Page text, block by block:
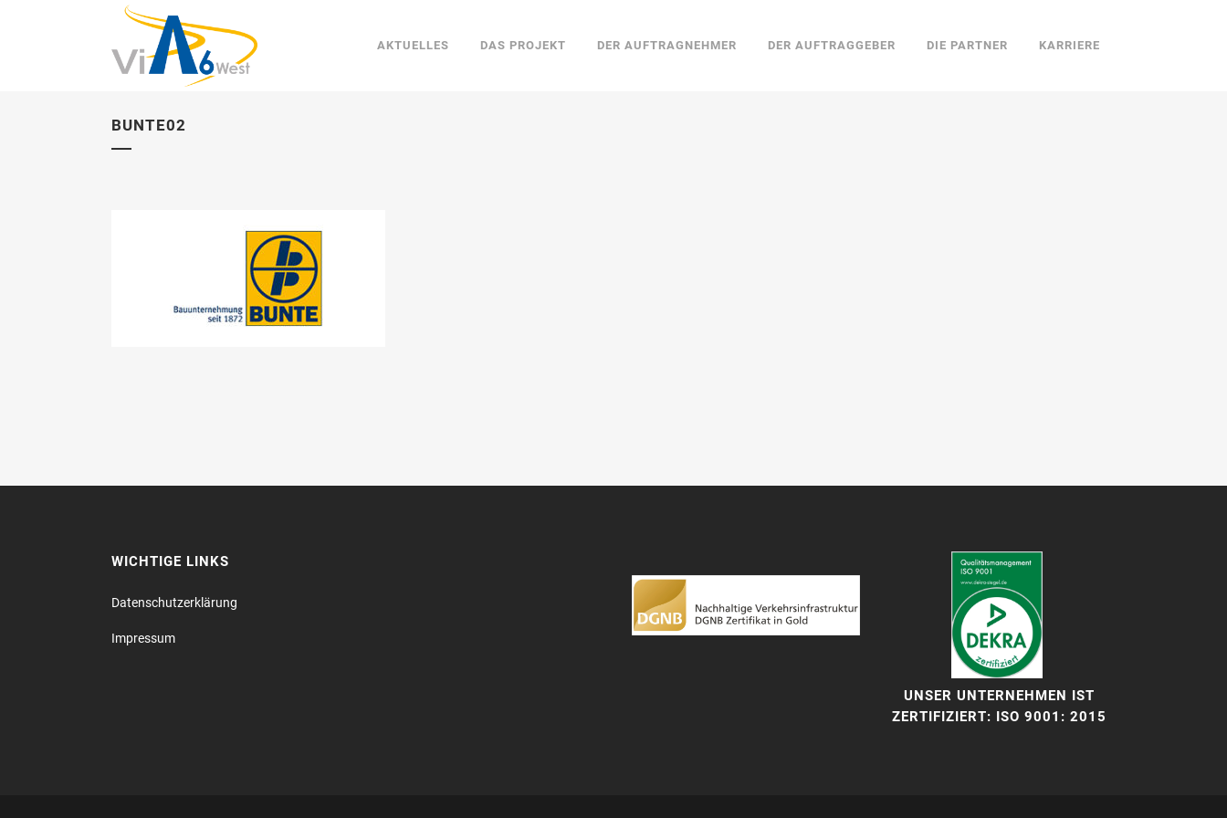
AKTUELLES DAS PROJEKT DER AUFTRAGNEHMER DER AUFTRAGGEBER DIE PARTNER KARRIERE
BUNTE02
WICHTIGE LINKS
Datenschutz­erklärung
Impressum
UNSER UNTERNEHMEN IST
ZERTIFIZIERT: ISO 9001: 2015